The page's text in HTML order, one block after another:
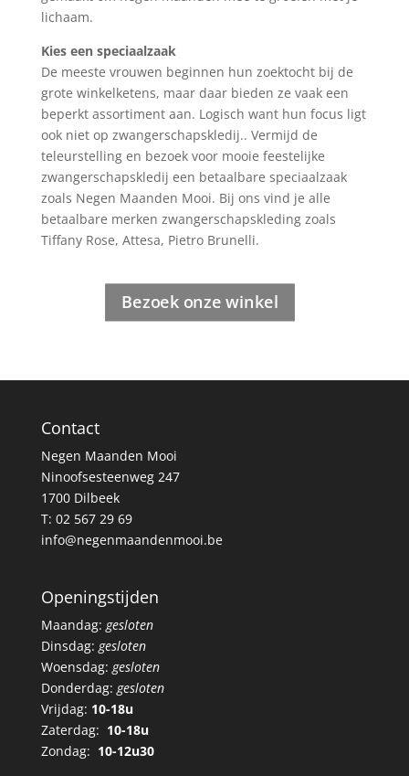
lichaam.
Kies een speciaalzaak
De meeste vrouwen beginnen hun zoektocht bij de
grote winkelketens, maar daar bieden ze vaak een
beperkt assortiment aan. Logisch want hun focus ligt
ook niet op zwangerschapskledij.. Vermijd de
teleurstelling en bezoek voor mooie feestelijke
zwangerschapskledij een betaalbare speciaalzaak
zoals Negen Maanden Mooi. Bij ons vind je alle
betaalbare merken zwangerschapskleding zoals
Tiffany Rose, Attesa, Pietro Brunelli.
Bezoek onze winkel
Contact
Negen Maanden Mooi
Ninoofsesteenweg 247
1700 Dilbeek
T: 02 567 29 69
info@negenmaandenmooi.be
Openingstijden
Maandag: gesloten
Dinsdag: gesloten
Woensdag: gesloten
Donderdag: gesloten
Vrijdag: 10-18u
Zaterdag: 10-18u
Zondag: 10-12u30